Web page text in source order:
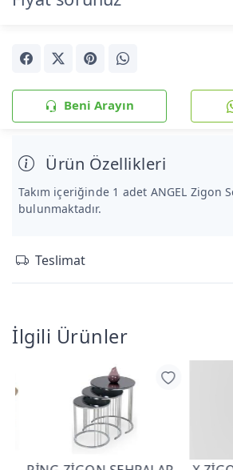
Beni Arayın
Ürün Özellikleri
Takım içeriğinde 1 adet ANGEL Zigon
bulunmaktadır.
Teslimat
İlgili Ürünler